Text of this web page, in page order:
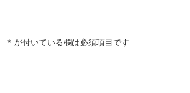
* が付いている欄は必須項目です